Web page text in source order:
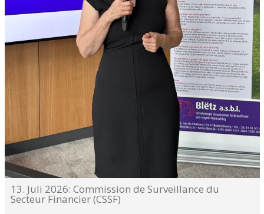
13. Juli 2026: Commission de Surveillance du
Secteur Financier (CSSF)